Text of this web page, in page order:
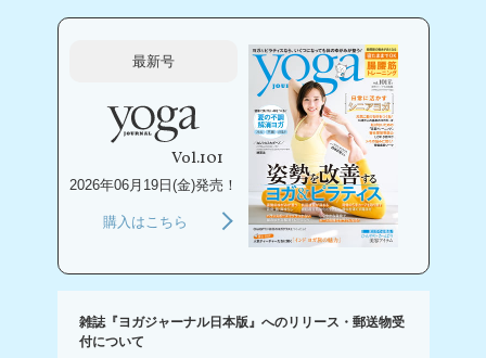
最新号
Vol.101
2026年06月19日(金)発売！
購入はこちら
雑誌『ヨガジャーナル日本版』へのリリース・郵送物受
付について